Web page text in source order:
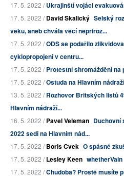
17. 5. 2022 /Ukrajinští vojáci
17. 5. 2022 /David Skalický Selský
věku, aneb chvála věcí nepřiroz...
17. 5. 2022 /ODS se podařilo
cyklopropojení v centru...
17. 5. 2022 /Protestní shromáždění
17. 5. 2022 /Ostuda na Hlavním
13. 5. 2022 /Rozhovor Britských listů
Hlavním nádraží...
16. 5. 2022 /Pavel Veleman Duchovní
2022 sedí na Hlavním nád...
17. 5. 2022 /Boris Cvek O spásné
17. 5. 2022 /Lesley Keen whetherVain
17. 5. 2022 /Chudoba? Prostě musíte